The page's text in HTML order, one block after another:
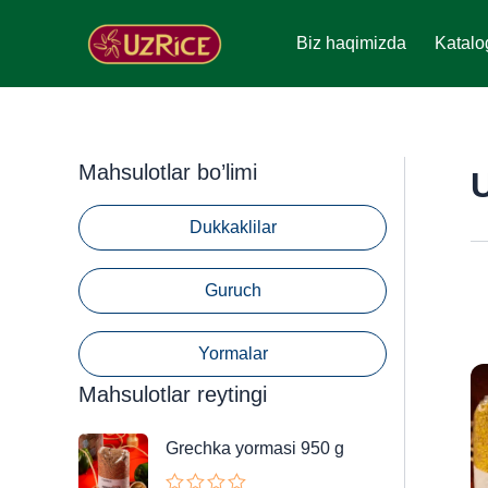
Biz haqimizda
Mahsulotlar bo’limi
Dukkaklilar
Guruch
Yormalar
Mahsulotlar reytingi
Grechka yormasi 950 g